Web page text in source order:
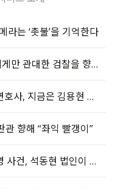
는 ‘촛불’을 기억한다
셜록도 피켓을 든다… ‘윤’에게만 관대한 검찰을 향해
‘전광훈 집회’로 유죄받은 변호사, 지금은 김용현 변호
향해 “좌익 빨갱이”
법원 폭동 ‘전도사’의 화염병 사건, 석동현 법인이 변호